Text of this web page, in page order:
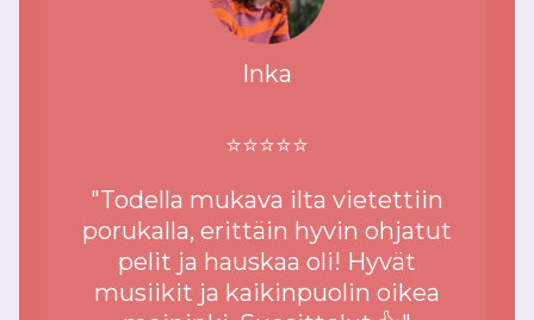
Inka
⭐⭐⭐⭐⭐
"Todella mukava ilta vietettiin
porukalla, erittäin hyvin ohjatut
pelit ja hauskaa oli! Hyvät
musiikit ja kaikinpuolin oikea